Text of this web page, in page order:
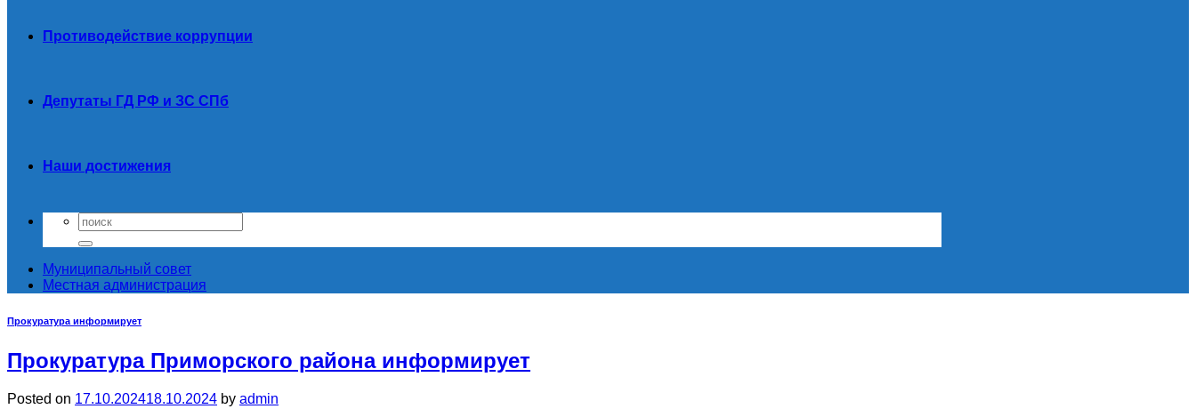
Противодействие коррупции
Депутаты ГД РФ и ЗС СПб
Наши достижения
Муниципальный совет
Местная администрация
Прокуратура информирует
Прокуратура Приморского района информирует
Posted on 17.10.202418.10.2024 by admin